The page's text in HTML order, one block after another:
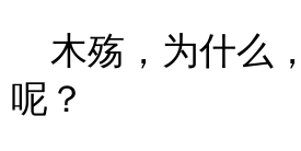
木殇，为什么
呢？